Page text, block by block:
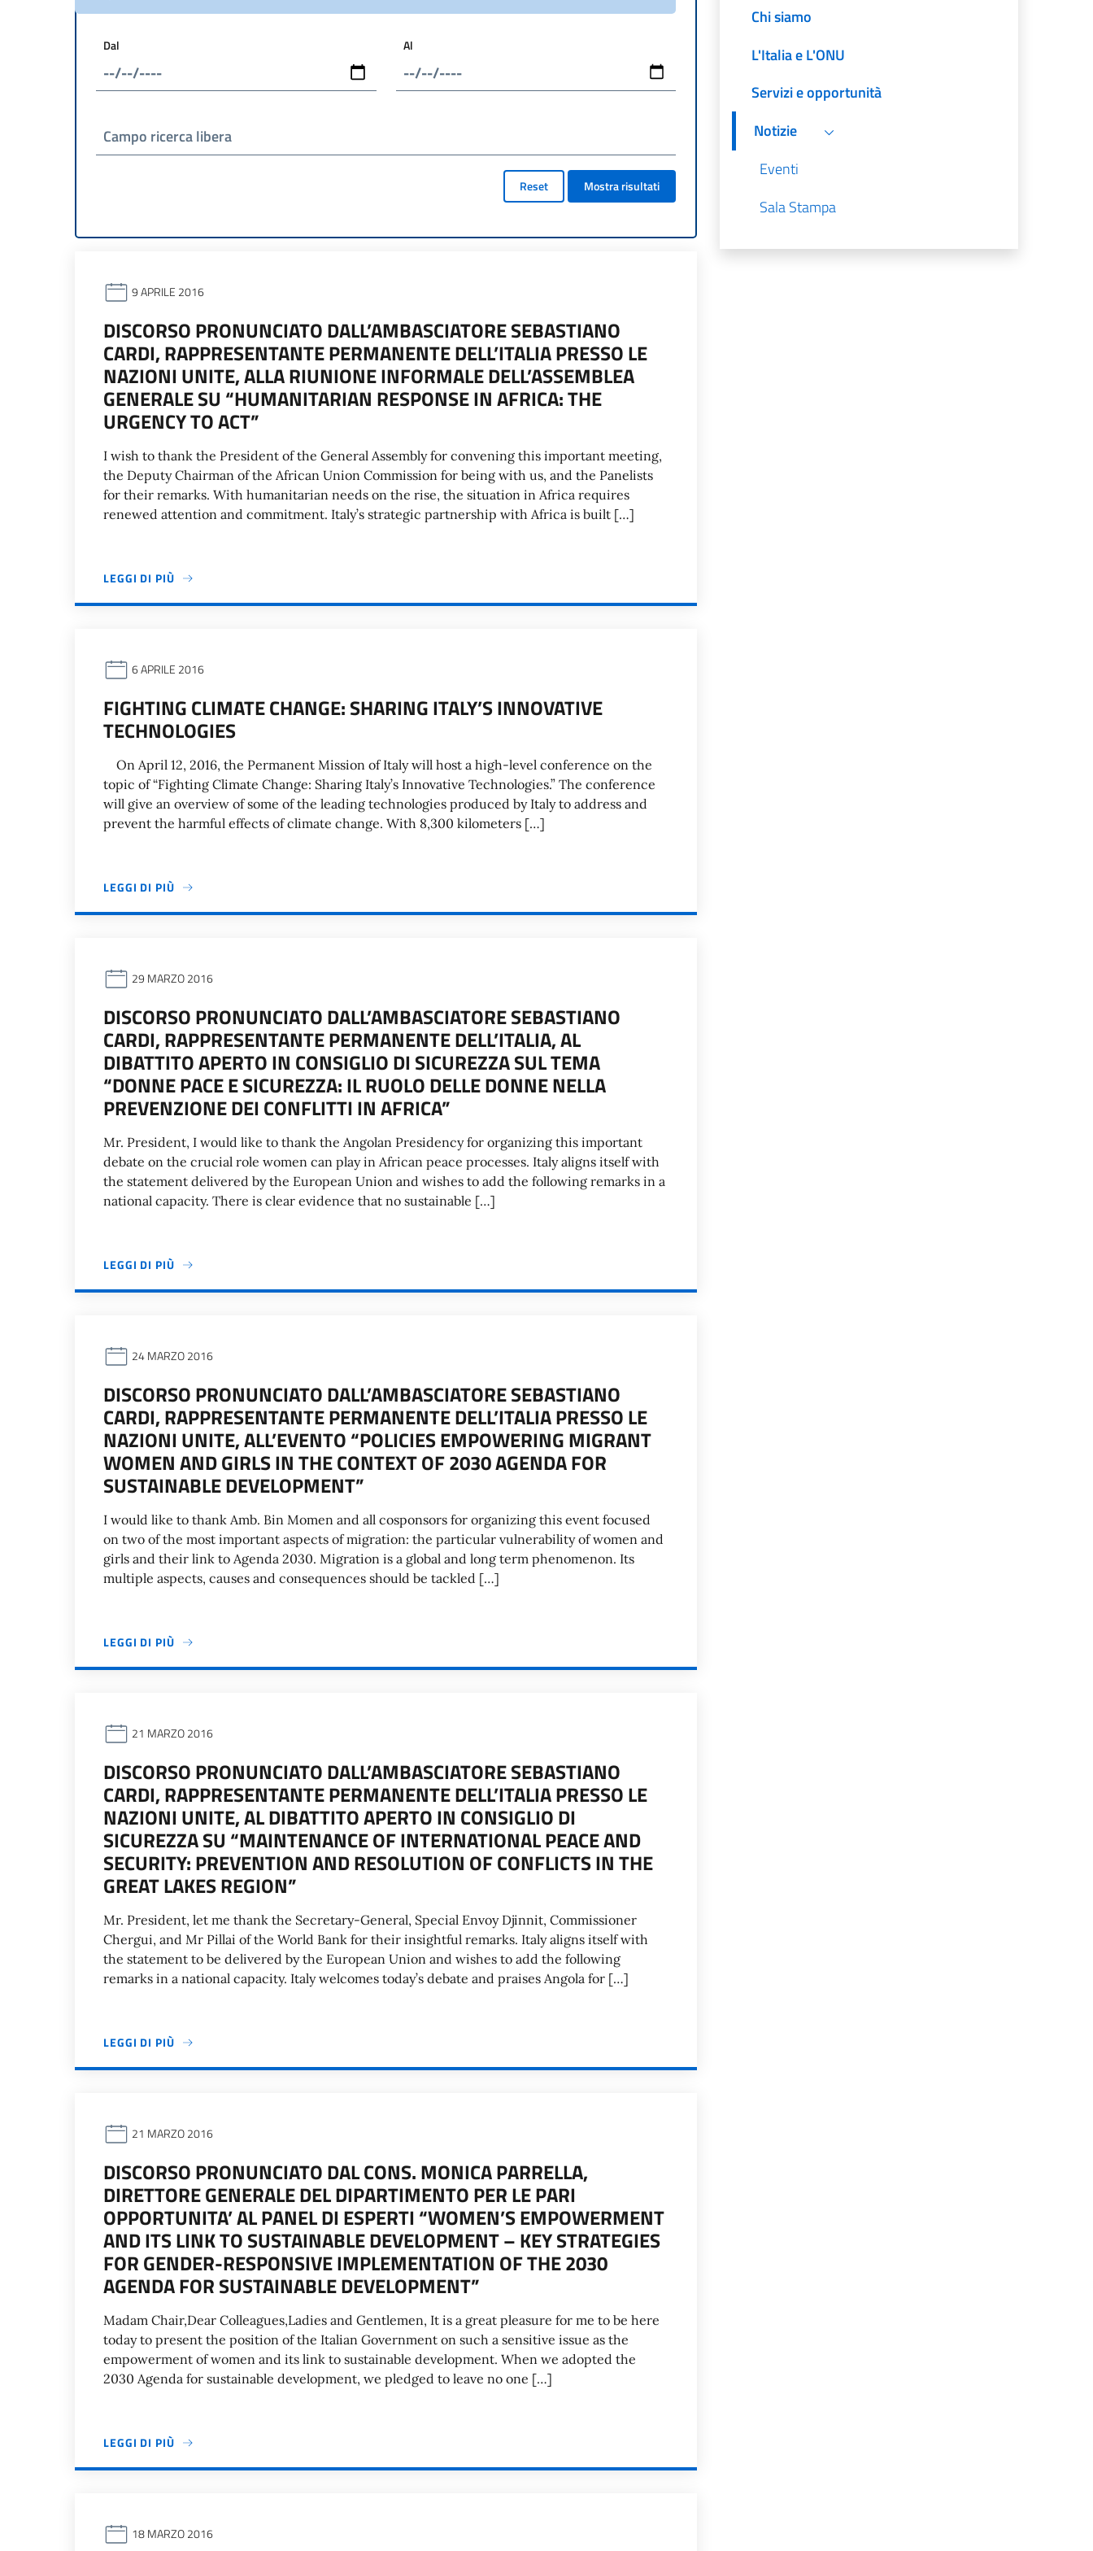
Dal Al
Campo ricerca libera
Reset Mostra risultati
9 APRILE 2016
DISCORSO PRONUNCIATO DALL’AMBASCIATORE SEBASTIANO
CARDI, RAPPRESENTANTE PERMANENTE DELL’ITALIA PRESSO LE
NAZIONI UNITE, ALLA RIUNIONE INFORMALE DELL’ASSEMBLEA
GENERALE SU “HUMANITARIAN RESPONSE IN AFRICA: THE
URGENCY TO ACT”
I wish to thank the President of the General Assembly for convening this important meeting,
the Deputy Chairman of the African Union Commission for being with us, and the Panelists
for their remarks. With humanitarian needs on the rise, the situation in Africa requires
renewed attention and commitment. Italy’s strategic partnership with Africa is built […]
LEGGI DI PIÙ
6 APRILE 2016
FIGHTING CLIMATE CHANGE: SHARING ITALY’S INNOVATIVE
TECHNOLOGIES
On April 12, 2016, the Permanent Mission of Italy will host a high-level conference on the
topic of “Fighting Climate Change: Sharing Italy’s Innovative Technologies.” The conference
will give an overview of some of the leading technologies produced by Italy to address and
prevent the harmful effects of climate change. With 8,300 kilometers […]
LEGGI DI PIÙ
29 MARZO 2016
DISCORSO PRONUNCIATO DALL’AMBASCIATORE SEBASTIANO
CARDI, RAPPRESENTANTE PERMANENTE DELL’ITALIA, AL
DIBATTITO APERTO IN CONSIGLIO DI SICUREZZA SUL TEMA
“DONNE PACE E SICUREZZA: IL RUOLO DELLE DONNE NELLA
PREVENZIONE DEI CONFLITTI IN AFRICA”
Mr. President, I would like to thank the Angolan Presidency for organizing this important
debate on the crucial role women can play in African peace processes. Italy aligns itself with
the statement delivered by the European Union and wishes to add the following remarks in a
national capacity. There is clear evidence that no sustainable […]
LEGGI DI PIÙ
24 MARZO 2016
DISCORSO PRONUNCIATO DALL’AMBASCIATORE SEBASTIANO
CARDI, RAPPRESENTANTE PERMANENTE DELL’ITALIA PRESSO LE
NAZIONI UNITE, ALL’EVENTO “POLICIES EMPOWERING MIGRANT
WOMEN AND GIRLS IN THE CONTEXT OF 2030 AGENDA FOR
SUSTAINABLE DEVELOPMENT”
I would like to thank Amb. Bin Momen and all cosponsors for organizing this event focused
on two of the most important aspects of migration: the particular vulnerability of women and
girls and their link to Agenda 2030. Migration is a global and long term phenomenon. Its
multiple aspects, causes and consequences should be tackled […]
LEGGI DI PIÙ
21 MARZO 2016
DISCORSO PRONUNCIATO DALL’AMBASCIATORE SEBASTIANO
CARDI, RAPPRESENTANTE PERMANENTE DELL’ITALIA PRESSO LE
NAZIONI UNITE, AL DIBATTITO APERTO IN CONSIGLIO DI
SICUREZZA SU “MAINTENANCE OF INTERNATIONAL PEACE AND
SECURITY: PREVENTION AND RESOLUTION OF CONFLICTS IN THE
GREAT LAKES REGION”
Mr. President, let me thank the Secretary-General, Special Envoy Djinnit, Commissioner
Chergui, and Mr Pillai of the World Bank for their insightful remarks. Italy aligns itself with
the statement to be delivered by the European Union and wishes to add the following
remarks in a national capacity. Italy welcomes today’s debate and praises Angola for […]
LEGGI DI PIÙ
21 MARZO 2016
DISCORSO PRONUNCIATO DAL CONS. MONICA PARRELLA,
DIRETTORE GENERALE DEL DIPARTIMENTO PER LE PARI
OPPORTUNITA’ AL PANEL DI ESPERTI “WOMEN’S EMPOWERMENT
AND ITS LINK TO SUSTAINABLE DEVELOPMENT – KEY STRATEGIES
FOR GENDER-RESPONSIVE IMPLEMENTATION OF THE 2030
AGENDA FOR SUSTAINABLE DEVELOPMENT”
Madam Chair,Dear Colleagues,Ladies and Gentlemen, It is a great pleasure for me to be here
today to present the position of the Italian Government on such a sensitive issue as the
empowerment of women and its link to sustainable development. When we adopted the
2030 Agenda for sustainable development, we pledged to leave no one […]
LEGGI DI PIÙ
18 MARZO 2016
Chi siamo
L'Italia e L'ONU
Servizi e opportunità
Notizie
Eventi
Sala Stampa